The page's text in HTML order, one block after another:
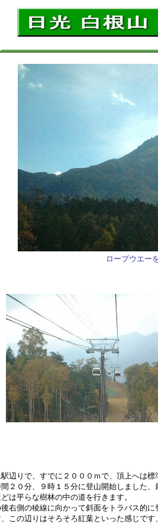
ロープウエー
辺りで、すでに２０００ｍで、頂上へは標
間２０分、９時１５分に登山開始しました、
どは平らな樹林の中の道を行きます。
後右側の稜線に向かって斜面をトラバス的に
、この辺りはそろそろ紅葉といった感じです